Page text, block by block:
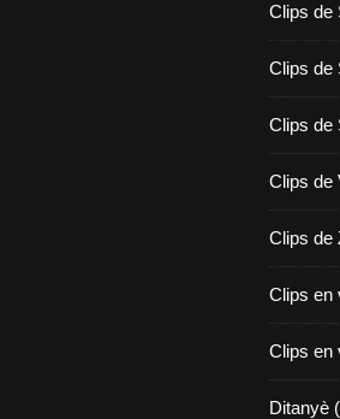
Clips de
Clips de
Clips de
Clips de
Clips de
Clips en
Clips en
Ditanyè